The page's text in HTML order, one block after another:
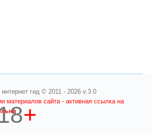
интернет гид © 2011 - 2026 v.3.0
материалов сайта - активная ссылка на
+